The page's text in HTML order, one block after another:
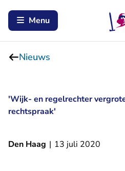
Menu
Nieuws
'Wijk- en regelrechter
rechtspraak'
Den Haag | 13 juli 2020